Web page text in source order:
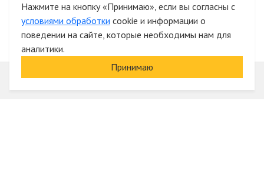
Нажмите на кнопку «Принимаю», если вы согласны с
условиями обработки cookie и информации о
поведении на сайте, которые необходимы нам для
аналитики.
Принимаю